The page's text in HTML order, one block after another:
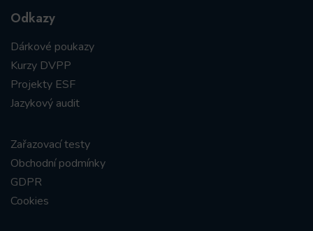
Odkazy
Dárkové poukazy
Kurzy DVPP
Projekty ESF
Jazykový audit
Zařazovací testy
Obchodní podmínky
GDPR
Cookies